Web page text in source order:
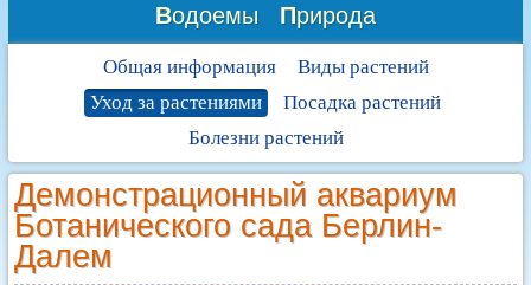
Водоемы Природа
Общая информация
Виды растений
Уход за растениями
Посадка растений
Болезни растений
Демонстрационный аквариум
Ботанического сада Берлин-
Далем